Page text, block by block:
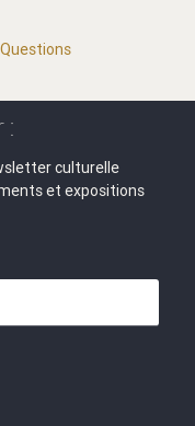
Questions
:
culturelle
et expositions